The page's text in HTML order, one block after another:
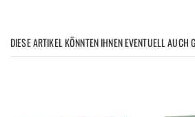
DIESE ARTIKEL KÖNNTEN IHNEN EVENTUELL AUCH